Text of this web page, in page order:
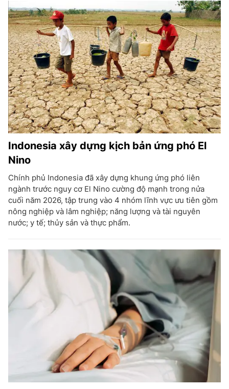
Indonesia xây dựng kịch bản ứng phó El
Nino
Chính phủ Indonesia đã xây dựng khung ứng phó liên
ngành trước nguy cơ El Nino cường độ mạnh trong nửa
cuối năm 2026, tập trung vào 4 nhóm lĩnh vực ưu tiên gồm
nông nghiệp và lâm nghiệp; năng lượng và tài nguyên
nước; y tế; thủy sản và thực phẩm.